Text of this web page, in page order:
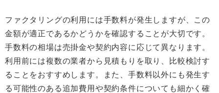
ファクタリングの利用には手数料が発生しますが、この
金額が適正であるかどうかを確認することが大切です。
手数料の相場は売掛金や契約内容に応じて異なります。
利用前には複数の業者から見積もりを取り、比較検討す
ることをおすすめします。また、手数料以外にも発生す
る可能性のある追加費用や契約条件についても細かく確